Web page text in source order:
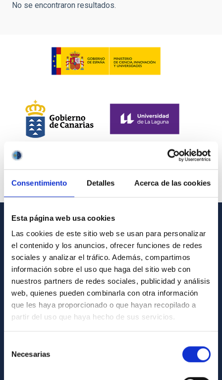
Consentimiento Detalles Acerca de las cookies
Esta página web usa cookies
Las cookies de este sitio web se usan para personalizar
el contenido y los anuncios, ofrecer funciones de redes
sociales y analizar el tráfico. Además, compartimos
información sobre el uso que haga del sitio web con
nuestros partners de redes sociales, publicidad y análisis
web, quienes pueden combinarla con otra información
que les haya proporcionado o que hayan recopilado a
partir del uso que haya hecho de sus servicios.
Necesarias
No se encontraron resultados.
INFORMACIÓN GENERAL
Contacto
Cómo llegar al IAC
Directorio de personal
Biblioteca
Registro general